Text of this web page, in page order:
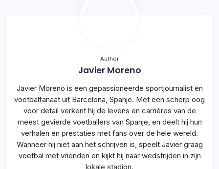
Author
Javier Moreno
Javier Moreno is een gepassioneerde sportjournalist en
voetbalfanaat uit Barcelona, Spanje. Met een scherp oog
voor detail verkent hij de levens en carrières van de
meest gevierde voetballers van Spanje, en deelt hij hun
verhalen en prestaties met fans over de hele wereld.
Wanneer hij niet aan het schrijven is, speelt Javier graag
voetbal met vrienden en kijkt hij naar wedstrijden in zijn
lokale stadion.